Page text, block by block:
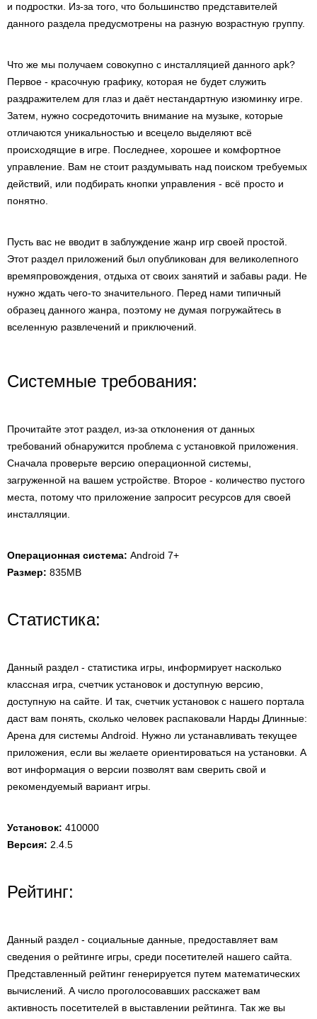
и подростки. Из-за того, что большинство представителей
данного раздела предусмотрены на разную возрастную группу.
Что же мы получаем совокупно с инсталляцией данного apk?
Первое - красочную графику, которая не будет служить
раздражителем для глаз и даёт нестандартную изюминку игре.
Затем, нужно сосредоточить внимание на музыке, которые
отличаются уникальностью и всецело выделяют всё
происходящие в игре. Последнее, хорошее и комфортное
управление. Вам не стоит раздумывать над поиском требуемых
действий, или подбирать кнопки управления - всё просто и
понятно.
Пусть вас не вводит в заблуждение жанр игр своей простой.
Этот раздел приложений был опубликован для великолепного
времяпровождения, отдыха от своих занятий и забавы ради. Не
нужно ждать чего-то значительного. Перед нами типичный
образец данного жанра, поэтому не думая погружайтесь в
вселенную развлечений и приключений.
Системные требования:
Прочитайте этот раздел, из-за отклонения от данных
требований обнаружится проблема с установкой приложения.
Сначала проверьте версию операционной системы,
загруженной на вашем устройстве. Второе - количество пустого
места, потому что приложение запросит ресурсов для своей
инсталляции.
Операционная система: Android 7+
Размер: 835MB
Статистика:
Данный раздел - статистика игры, информирует насколько
классная игра, счетчик установок и доступную версию,
доступную на сайте. И так, счетчик установок с нашего портала
даст вам понять, сколько человек распаковали Нарды Длинные:
Арена для системы Android. Нужно ли устанавливать текущее
приложения, если вы желаете ориентироваться на установки. А
вот информация о версии позволят вам сверить свой и
рекомендуемый вариант игры.
Установок: 410000
Версия: 2.4.5
Рейтинг:
Данный раздел - социальные данные, предоставляет вам
сведения о рейтинге игры, среди посетителей нашего сайта.
Представленный рейтинг генерируется путем математических
вычислений. А число проголосовавших расскажет вам
активность посетителей в выставлении рейтинга. Так же вы